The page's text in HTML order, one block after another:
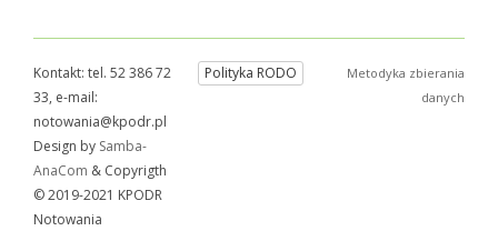
Kontakt: tel. 52 386 72
33, e-mail:
notowania@kpodr.pl
Design by Samba-
AnaCom & Copyrigth
© 2019-2021 KPODR
Notowania
Polityka RODO
Metodyka zbierania
danych